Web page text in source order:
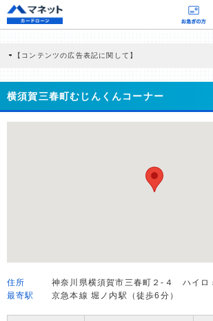
【コンテンツの広告表記に関して】
商品を根拠なくPRするものではなく、当編集部の調査／ユ
どに基づき、公平性を担保した情報提供を行っています。
>提携企業一覧
横須賀三春町むじんくんコーナー
住所
神奈川県横須賀市三春町２-４ ハイロ
最寄駅
京急本線 堀ノ内駅（徒歩6分）